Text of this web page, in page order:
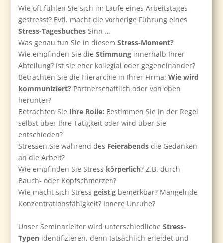
Wie oft fühlen Sie sich im Laufe eines Arbeitstages
gestresst? Evtl. macht die vorherige Führung eines
Stress-Tagesbuches Sinn …
Was genau tun Sie in diesemStress-Moment?
Wie empfinden Sie dieStimmung innerhalb Ihrer
Abteilung? Ist sie eher kollegial oder gegeneinander?
Betrachten Sie die Hierarchie in Ihrer Firma:Wie wird
kommuniziert? Partnerschaftlich oder von oben
herunter?
Betrachten Sie Ihre Rolle: Bestimmen Sie in der Regel
selbst über Ihre Tätigkeit oder wird über Sie
entschieden?
Stressen Sie während des Feierabendsdie Gedanken
an die Arbeit?
Wie empfinden Sie Stress körperlich? Z.B. durch
Bauch- oder Kopfschmerzen?
Wie macht sich Stressgeistig bemerkbar? Mangelnde
Konzentrationsfähigkeit? Innere Unruhe?
Unser Seminarleiter wird unterschiedlicheStress-
Typen identifizieren, denn tatsächlich erleidet und